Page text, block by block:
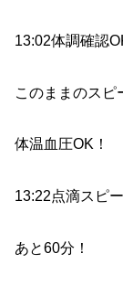
13:02体調確認
このままのスピ
体温血圧OK！
13:22点滴スピ
あと60分！